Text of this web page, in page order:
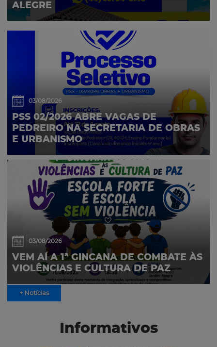
ALEGRE
03/08/2026
PSS 02/2026 ABRE VAGAS DE
PEDREIRO NA SECRETARIA DE OBRAS
E URBANISMO
03/08/2026
VEM AÍ A 1ª GINCANA DE COMBATE ÀS
VIOLÊNCIAS E CULTURA DE PAZ
+ Notícias
Informativos